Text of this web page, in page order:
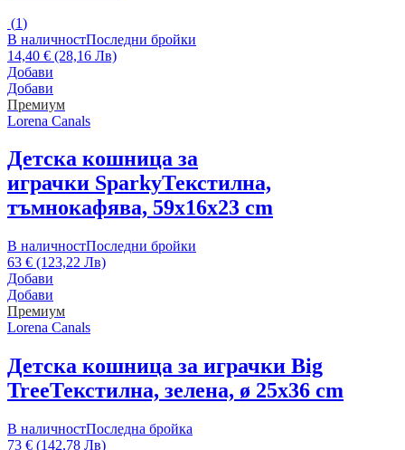
(1)
В наличностПоследни бройки
14,40 € (28,16 Лв)
Добави
Добави
Премиум
Lorena Canals
Детска кошница за
играчки SparkyТекстилна,
тъмнокафява, 59x16x23 cm
В наличностПоследни бройки
63 € (123,22 Лв)
Добави
Добави
Премиум
Lorena Canals
Детска кошница за играчки Big
TreeТекстилна, зелена, ø 25x36 cm
В наличностПоследна бройка
73 € (142,78 Лв)